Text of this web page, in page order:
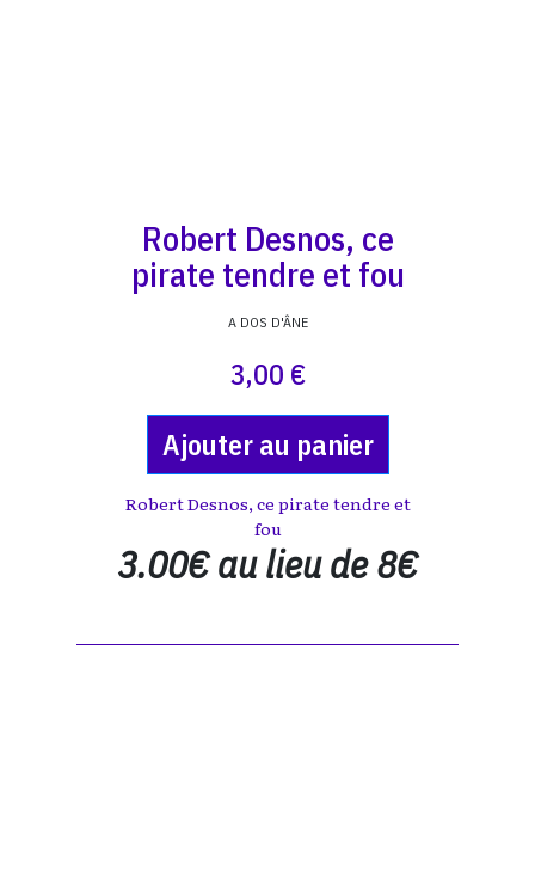
Robert Desnos, ce
pirate tendre et fou
A DOS D'ÂNE
3,00 €
Ajouter au panier
Robert Desnos, ce pirate tendre et
fou
3.00€ au lieu de 8€